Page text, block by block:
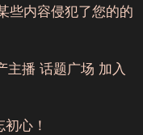
些内容侵犯了您的的
主播 话题广场 加入
心！